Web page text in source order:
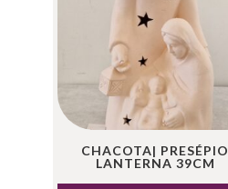
CHACOTA| PRESÉPIO
LANTERNA 39CM